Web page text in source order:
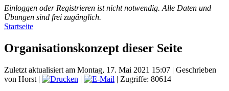
Einloggen oder Registrieren ist nicht notwendig. Alle Daten und
Übungen sind frei zugänglich.
Startseite
Organisationskonzept dieser Seite
Zuletzt aktualisiert am Montag, 17. Mai 2021 15:07 | Geschrieben
von Horst | |
| Zugriffe: 80614